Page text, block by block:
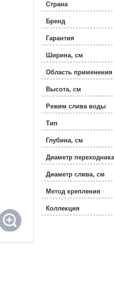
Страна
Бренд
Гарантия
Ширина, см
Область применения
Высота, см
Режим слива воды
Тип
Глубина, см
Диаметр
Диаметр слива, см
Метод крепления
Коллекция